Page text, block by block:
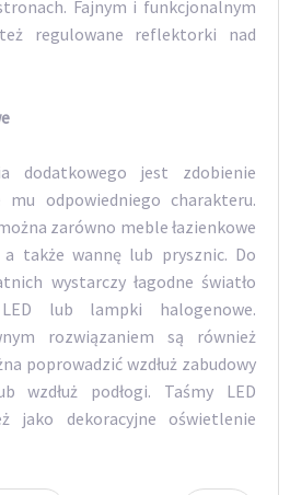
Fajnym i funkcjonalnym
regulowane reflektorki nad
dodatkowego jest zdobienie
odpowiedniego charakteru.
zarówno meble łazienkowe
także wannę lub prysznic. Do
wystarczy łagodne światło
lub lampki halogenowe.
rozwiązaniem są również
poprowadzić wzdłuż zabudowy
wzdłuż podłogi. Taśmy LED
jako dekoracyjne oświetlenie